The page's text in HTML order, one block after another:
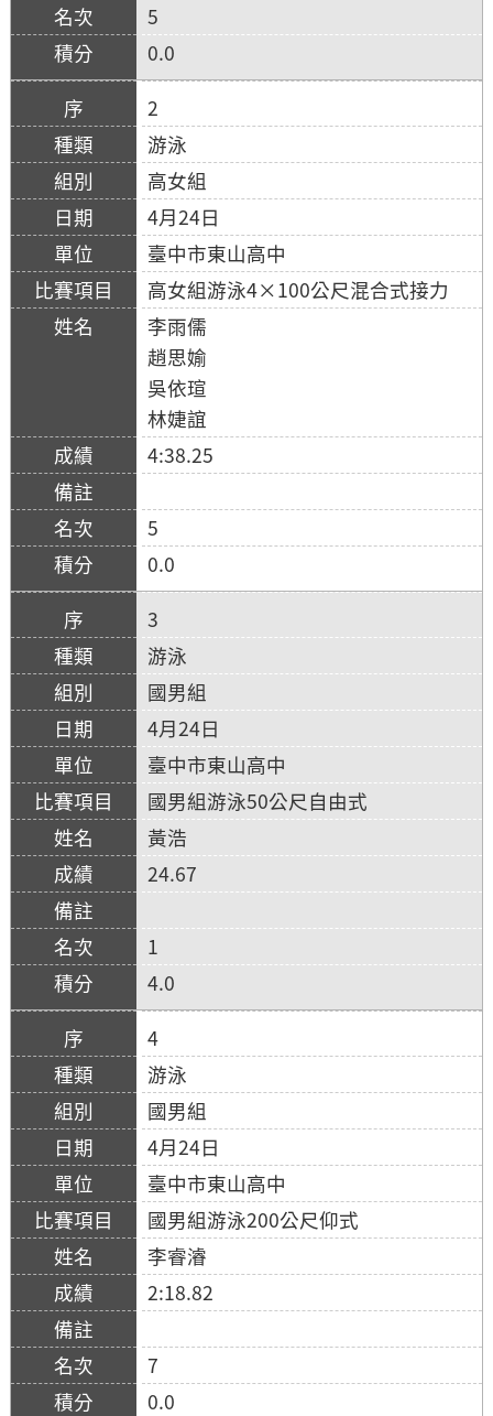
5
0.0
2
游泳
高女組
4月24日
臺中市東山高中
高女組游泳4×100公尺混合式接力
李雨儒
趙思媮
吳依瑄
林婕誼
4:38.25
5
0.0
3
游泳
國男組
4月24日
臺中市東山高中
國男組游泳50公尺自由式
黃浩
24.67
1
4.0
4
游泳
國男組
4月24日
臺中市東山高中
國男組游泳200公尺仰式
李睿濬
2:18.82
7
0.0